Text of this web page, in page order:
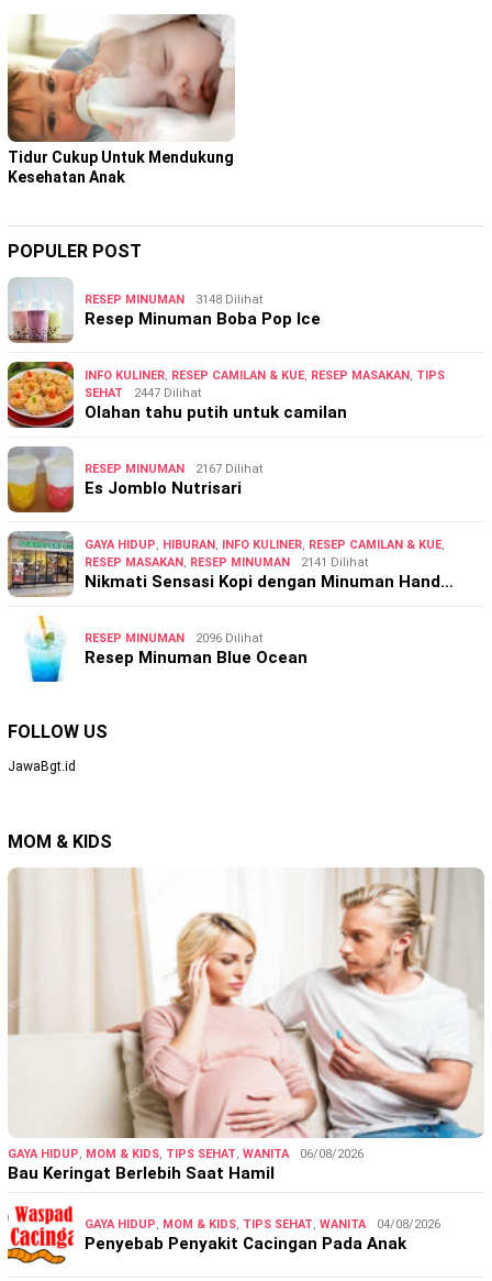
Tidur Cukup Untuk Mendukung
Kesehatan Anak
POPULER POST
RESEP MINUMAN 3148 Dilihat
Resep Minuman Boba Pop Ice
INFO KULINER, RESEP CAMILAN & KUE, RESEP MASAKAN, TIPS
SEHAT
2447 Dilihat
Olahan tahu putih untuk camilan
RESEP MINUMAN 2167 Dilihat
Es Jomblo Nutrisari
GAYA HIDUP, HIBURAN, INFO KULINER, RESEP CAMILAN & KUE,
RESEP MASAKAN, RESEP MINUMAN 2141 Dilihat
Nikmati Sensasi Kopi dengan Minuman Hand…
RESEP MINUMAN 2096 Dilihat
Resep Minuman Blue Ocean
FOLLOW US
JawaBgt.id
MOM & KIDS
GAYA HIDUP, MOM & KIDS, TIPS SEHAT, WANITA 06/08/2026
Bau Keringat Berlebih Saat Hamil
GAYA HIDUP, MOM & KIDS, TIPS SEHAT, WANITA 04/08/2026
Penyebab Penyakit Cacingan Pada Anak